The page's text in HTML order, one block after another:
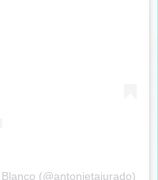
(@antonietajurado)